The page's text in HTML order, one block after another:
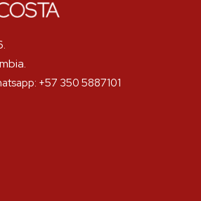
+57 350 5887101